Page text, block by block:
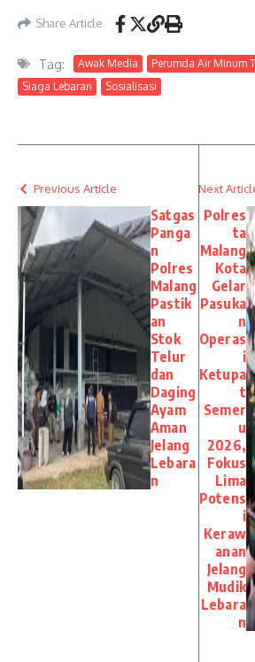
Share Article
Tag: Awak Media
Perumda Air Minum
Siaga Lebaran
Sosialisasi
Previous Article
Satgas
Panga
n
Polres
Malang
Pastik
an
Stok
Telur
dan
Daging
Ayam
Aman
Jelang
Lebara
n
Next
Polres
ta
Malang
Kota
Gelar
Pasuka
n
Operas
i
Ketupa
t
Semer
u
2026,
Fokus
Lima
Potens
i
Keraw
anan
Jelang
Mudik
Lebara
n